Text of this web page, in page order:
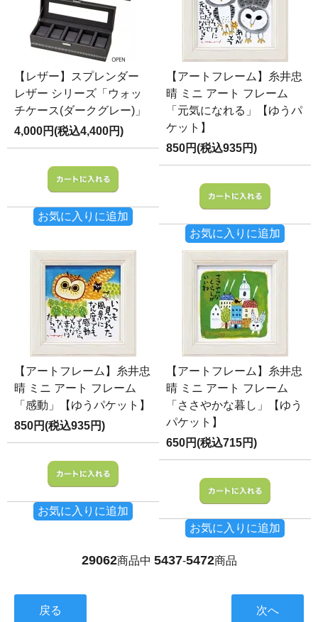
【レザー】スプレンダー
レザー シリーズ「ウォッ
チケース(ダークグレー)」
4,000円(税込4,400円)
お気に入りに追加
【アートフレーム】糸井忠
晴 ミニ アート フレーム
「元気になれる」【ゆうパ
ケット】
850円(税込935円)
お気に入りに追加
【アートフレーム】糸井忠
晴 ミニ アート フレーム
「感動」【ゆうパケット】
850円(税込935円)
お気に入りに追加
【アートフレーム】糸井忠
晴 ミニ アート フレーム
「ささやかな暮し」【ゆう
パケット】
650円(税込715円)
お気に入りに追加
29062商品中 5437-5472商品
戻る 次へ